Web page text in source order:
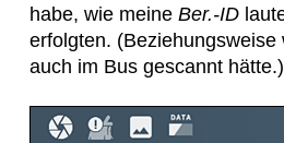
habe, wie meine Ber.-ID
erfolgten.
auch im Bus gescannt hätte.)